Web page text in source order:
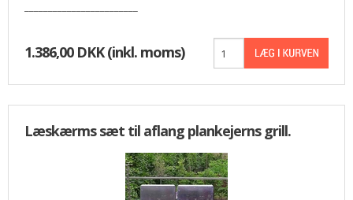
1.386,00 DKK(inkl. moms)
Læskærms sæt til aflang plankejerns grill.